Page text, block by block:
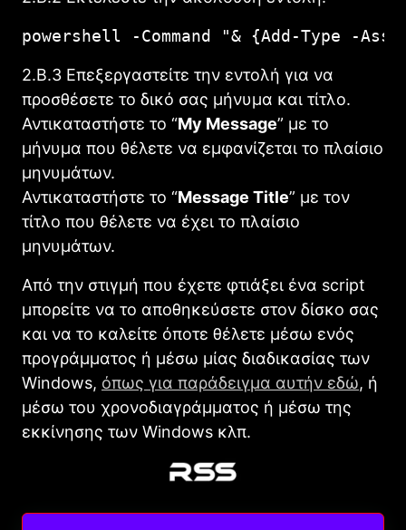
powershell -Command "& {Add-Type -
2.B.3 Επεξεργαστείτε την εντολή για να
προσθέσετε το δικό σας μήνυμα και τίτλο.
Αντικαταστήστε το “My Message” με το
μήνυμα που θέλετε να εμφανίζεται το πλαίσιο
μηνυμάτων.
Αντικαταστήστε το “Message Title” με τον
τίτλο που θέλετε να έχει το πλαίσιο
μηνυμάτων.
Aπό την στιγμή που έχετε φτιάξει ένα script
μπορείτε να το αποθηκεύσετε στον δίσκο σας
και να το καλείτε όποτε θέλετε μέσω ενός
προγράμματος ή μέσω μίας διαδικασίας των
Windows, όπως για παράδειγμα αυτήν εδώ, ή
μέσω του χρονοδιαγράμματος ή μέσω της
εκκίνησης των Windows κλπ.